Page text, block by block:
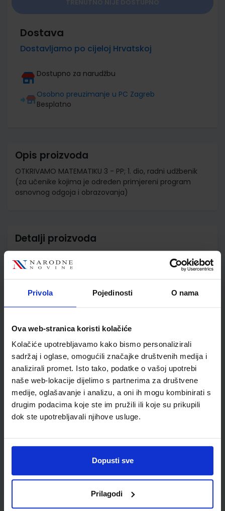
Privola Pojedinosti O nama
Ova web-stranica koristi kolačiće
Kolačiće upotrebljavamo kako bismo personalizirali
sadržaj i oglase, omogućili značajke društvenih medija i
analizirali promet. Isto tako, podatke o vašoj upotrebi
naše web-lokacije dijelimo s partnerima za društvene
medije, oglašavanje i analizu, a oni ih mogu kombinirati s
drugim podacima koje ste im pružili ili koje su prikupili
dok ste upotrebljavali njihove usluge.
Dopusti sve
Prilagodi
Dostava
Dostavljamo po cijeloj Hrvatskoj
Dostupno za narudžbu
Osobno preuzimanje u PC Zagreb
Besplatno
Opis proizvoda
OTKRIVAMO MATEMATIKU 3 - PP; 1. dio, radni udžbenik
(za učenike kojima je određen primjereni program
osnovnog odgoja i obrazovanja)
Detalji proizvoda
Jedinična mjera
Nakladnik
ALFA d.d.
Autor
Glasnović Gracin Žokalj
Vrsta školske knjige
UDŽBENIK
Vrsta škole
1 OSNOVNA
Nastavni predmet
MATEMATIKA PP
Reg br min
Newsletter prijava